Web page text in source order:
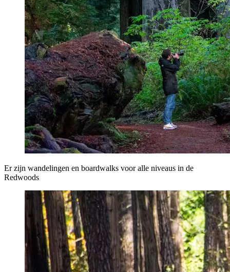
Er zijn wandelingen en boardwalks voor alle niveaus in de
Redwoods